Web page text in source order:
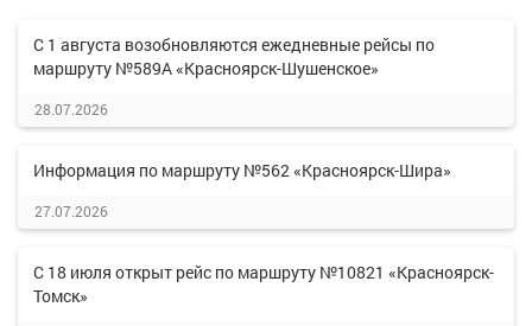
С 1 августа возобновляются ежедневные рейсы по
маршруту №589А «Красноярск-Шушенское»
28.07.2026
Информация по маршруту №562 «Красноярск-Шира»
27.07.2026
С 18 июля открыт рейс по маршруту №10821 «Красноярск-
Томск»